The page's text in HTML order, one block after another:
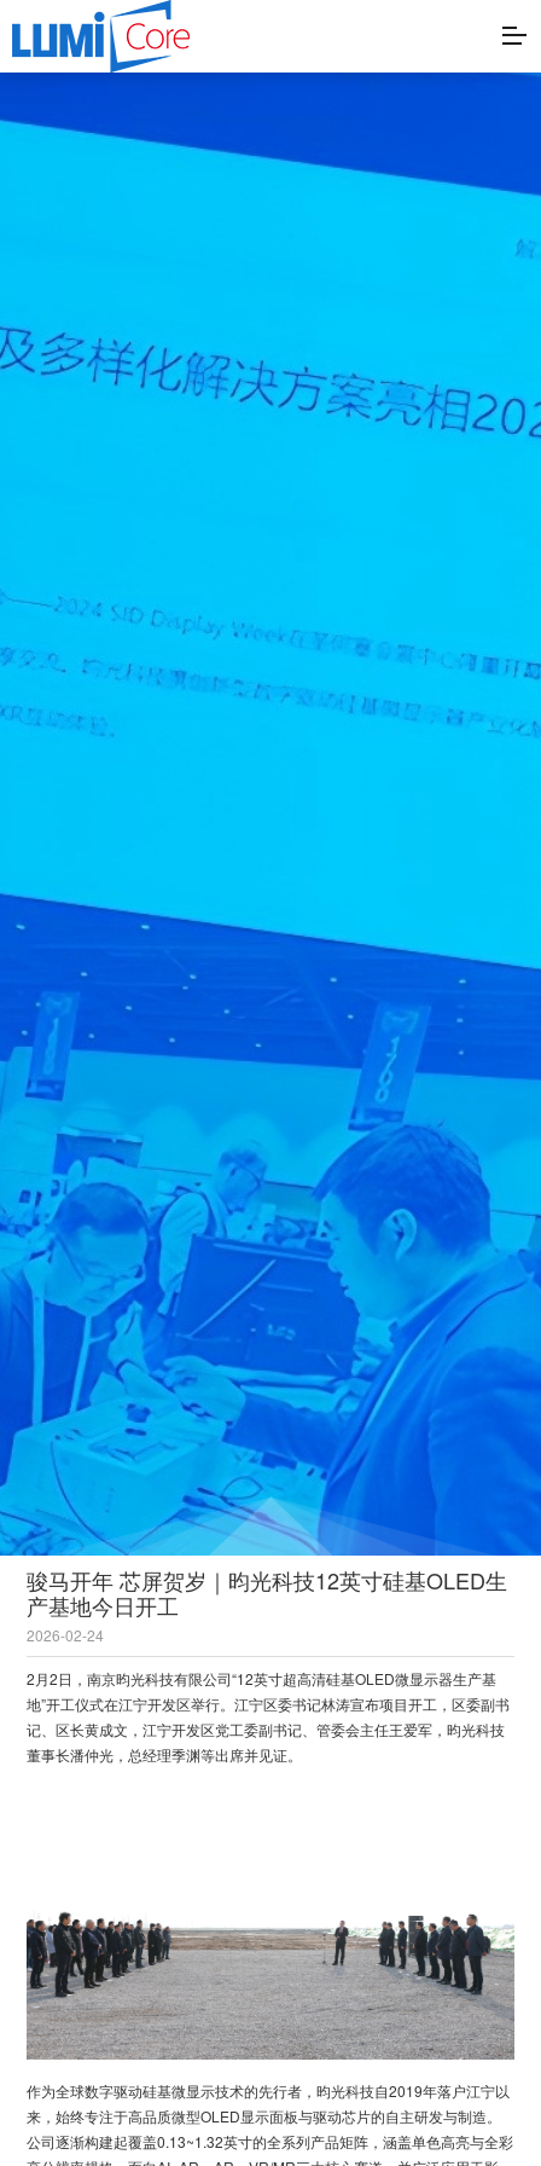
骏马开年 芯屏贺岁｜昀光科技12英寸硅基OLED生
产基地今日开工
2026-02-24
2月2日，南京昀光科技有限公司“12英寸超高清硅基OLED微显示器生产基
地”开工仪式在江宁开发区举行。江宁区委书记林涛宣布项目开工，区委副书
记、区长黄成文，江宁开发区党工委副书记、管委会主任王爱军，昀光科技
董事长潘仲光，总经理季渊等出席并见证。
作为全球数字驱动硅基微显示技术的先行者，昀光科技自2019年落户江宁以
来，始终专注于高品质微型OLED显示面板与驱动芯片的自主研发与制造。
公司逐渐构建起覆盖0.13~1.32英寸的全系列产品矩阵，涵盖单色高亮与全彩